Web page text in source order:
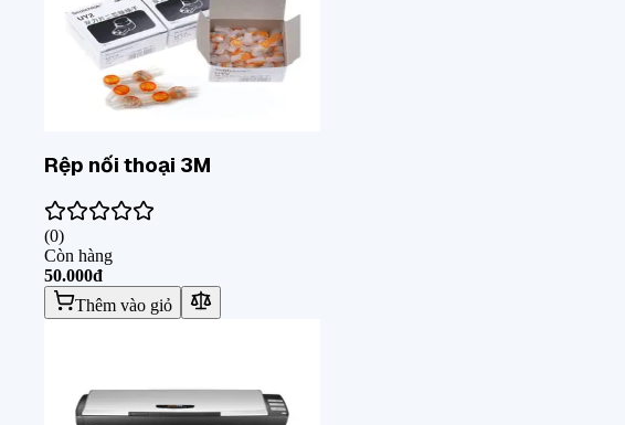
Rệp nối thoại 3M
(0)
Còn hàng
50.000đ
Thêm vào giỏ